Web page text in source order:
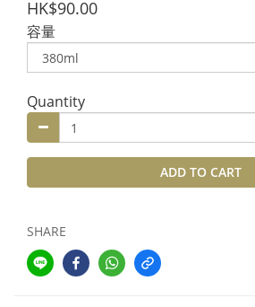
HK$90.00
容量
Quantity
ADD TO CART
SHARE